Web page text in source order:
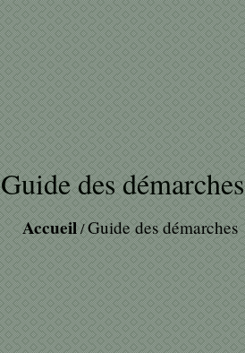
Guide des démarches
Accueil/Guide des démarches